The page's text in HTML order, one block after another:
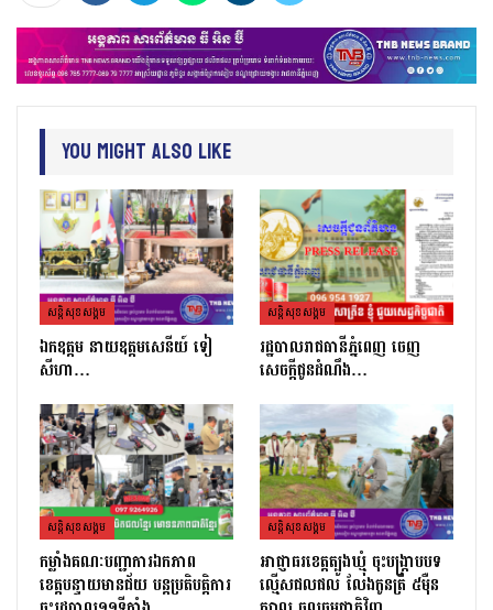
You Might Also Like
សន្តិសុខសង្គម
ឯកឧត្តម នាយឧត្តមសេនីយ៍ ទៀ
សីហា…
សន្តិសុខសង្គម
រដ្ឋបាលរាជធានីភ្នំពេញ ចេញ
សេចក្តីជូនដំណឹង…
សន្តិសុខសង្គម
កម្លាំងគណៈបញ្ជាការឯកភាព
ខេត្ដបន្ទាយមានជ័យ បន្ដប្រតិបត្ដិការ
សន្តិសុខសង្គម
អាជ្ញាធរខេត្តត្បូងឃ្មុំ ចុះបង្ក្រាបបទ
ល្មើសជលផល លែងកូនត្រី ៥ម៉ឺន